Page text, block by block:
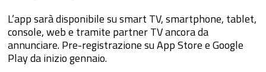
L’app sarà disponibile su smart TV, smartphone, tablet,
console, web e tramite partner TV ancora da
annunciare. Pre-registrazione su App Store e Google
Play da inizio gennaio.